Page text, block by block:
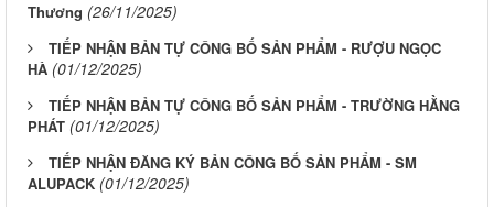
Thương (26/11/2025)
TIẾP NHẬN BẢN TỰ CÔNG BỐ SẢN PHẨM - RƯỢU NGỌC
HÀ (01/12/2025)
TIẾP NHẬN BẢN TỰ CÔNG BỐ SẢN PHẨM - TRƯỜNG HẰNG
PHÁT (01/12/2025)
TIẾP NHẬN ĐĂNG KÝ BẢN CÔNG BỐ SẢN PHẨM - SM
ALUPACK (01/12/2025)